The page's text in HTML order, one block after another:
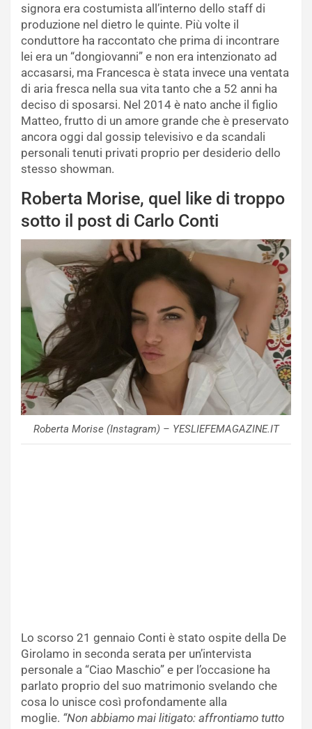
signora era costumista all’interno dello staff di
produzione nel dietro le quinte. Più volte il
conduttore ha raccontato che prima di incontrare
lei era un “dongiovanni” e non era intenzionato ad
accasarsi, ma Francesca è stata invece una ventata
di aria fresca nella sua vita tanto che a 52 anni ha
deciso di sposarsi. Nel 2014 è nato anche il figlio
Matteo, frutto di un amore grande che è preservato
ancora oggi dal gossip televisivo e da scandali
personali tenuti privati proprio per desiderio dello
stesso showman.
Roberta Morise, quel like di troppo
sotto il post di Carlo Conti
Roberta Morise (Instagram) – YESLIEFEMAGAZINE.IT
Lo scorso 21 gennaio Conti è stato ospite della De
Girolamo in seconda serata per un’intervista
personale a “Ciao Maschio” e per l’occasione ha
parlato proprio del suo matrimonio svelando che
cosa lo unisce così profondamente alla
moglie. “Non abbiamo mai litigato: affrontiamo tutto